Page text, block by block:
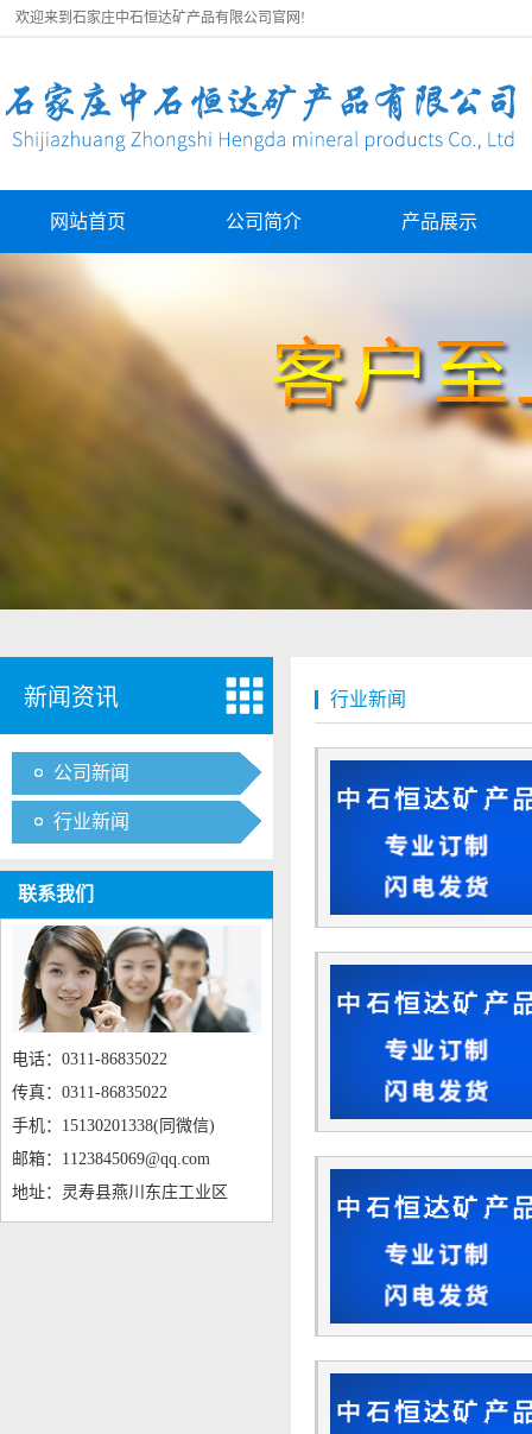
欢迎来到石家庄中石恒达矿产品有限公司官网!
网站首页 公司简介 产品展示
新闻资讯
公司新闻
行业新闻
联系我们
电话：0311-86835022
传真：0311-86835022
手机：15130201338(同微信)
邮箱：1123845069@qq.com
地址：灵寿县燕川东庄工业区
行业新闻